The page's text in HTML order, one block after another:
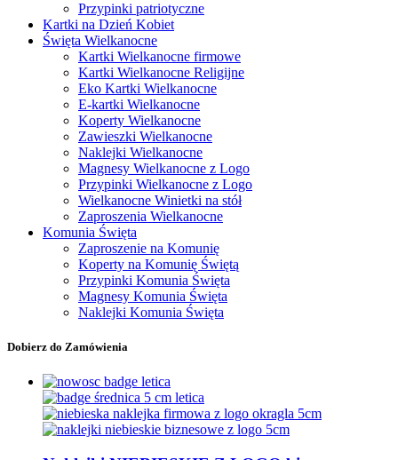
Przypinki patriotyczne
Kartki na Dzień Kobiet
Święta Wielkanocne
Kartki Wielkanocne firmowe
Kartki Wielkanocne Religijne
Eko Kartki Wielkanocne
E-kartki Wielkanocne
Koperty Wielkanocne
Zawieszki Wielkanocne
Naklejki Wielkanocne
Magnesy Wielkanocne z Logo
Przypinki Wielkanocne z Logo
Wielkanocne Winietki na stół
Zaproszenia Wielkanocne
Komunia Święta
Zaproszenie na Komunię
Koperty na Komunię Świętą
Przypinki Komunia Święta
Magnesy Komunia Święta
Naklejki Komunia Święta
Dobierz do Zamówienia